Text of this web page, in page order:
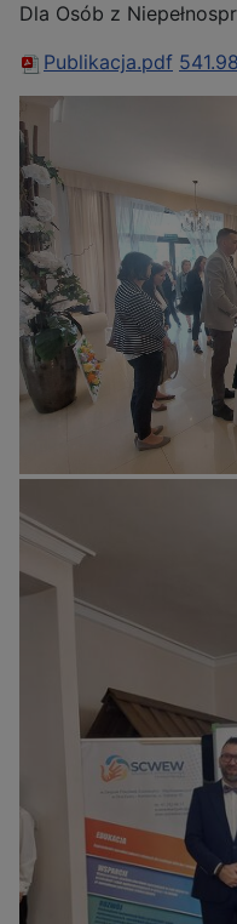
Dla Osób z
Publikacja.pdf